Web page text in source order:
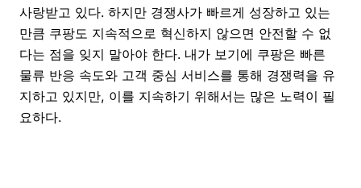
사랑받고 있다. 하지만 경쟁사가 빠르게 성장하고 있는
만큼 쿠팡도 지속적으로 혁신하지 않으면 안전할 수 없
다는 점을 잊지 말아야 한다. 내가 보기에 쿠팡은 빠른
물류 반응 속도와 고객 중심 서비스를 통해 경쟁력을 유
지하고 있지만, 이를 지속하기 위해서는 많은 노력이 필
요하다.